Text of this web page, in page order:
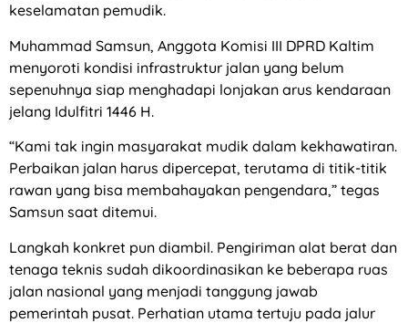
keselamatan pemudik.
Muhammad Samsun, Anggota Komisi III DPRD Kaltim
menyoroti kondisi infrastruktur jalan yang belum
sepenuhnya siap menghadapi lonjakan arus kendaraan
jelang Idulfitri 1446 H.
“Kami tak ingin masyarakat mudik dalam kekhawatiran.
Perbaikan jalan harus dipercepat, terutama di titik-titik
rawan yang bisa membahayakan pengendara,” tegas
Samsun saat ditemui.
Langkah konkret pun diambil. Pengiriman alat berat dan
tenaga teknis sudah dikoordinasikan ke beberapa ruas
jalan nasional yang menjadi tanggung jawab
pemerintah pusat. Perhatian utama tertuju pada jalur